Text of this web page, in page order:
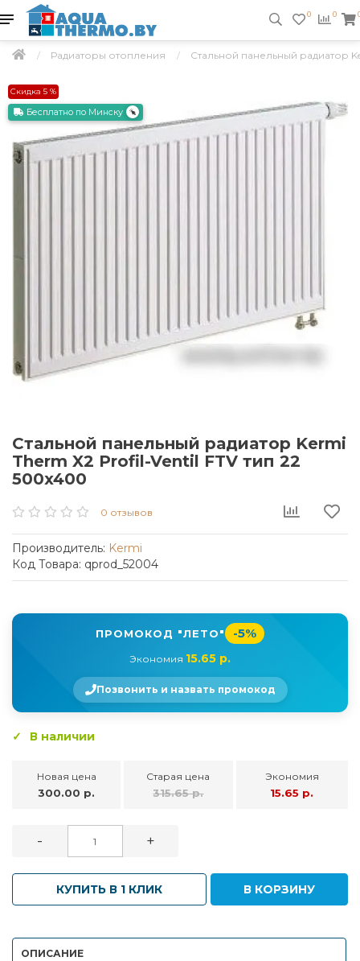
0 0
Радиаторы отопления Стальной панельный радиатор
Скидка 5 %
Бесплатно по Минску
Стальной панельный радиатор Kermi
Therm X2 Profil-Ventil FTV тип 22
500x400
0 отзывов
Производитель: Kermi
Код Товара: qprod_52004
ПРОМОКОД "ЛЕТО" -5%
Экономия 15.65 р.
Позвонить и назвать промокод
В наличии
Новая цена
300.00 р.
Старая цена
315.65 р.
Экономия
15.65 р.
- +
КУПИТЬ В 1 КЛИК В КОРЗИНУ
ОПИСАНИЕ